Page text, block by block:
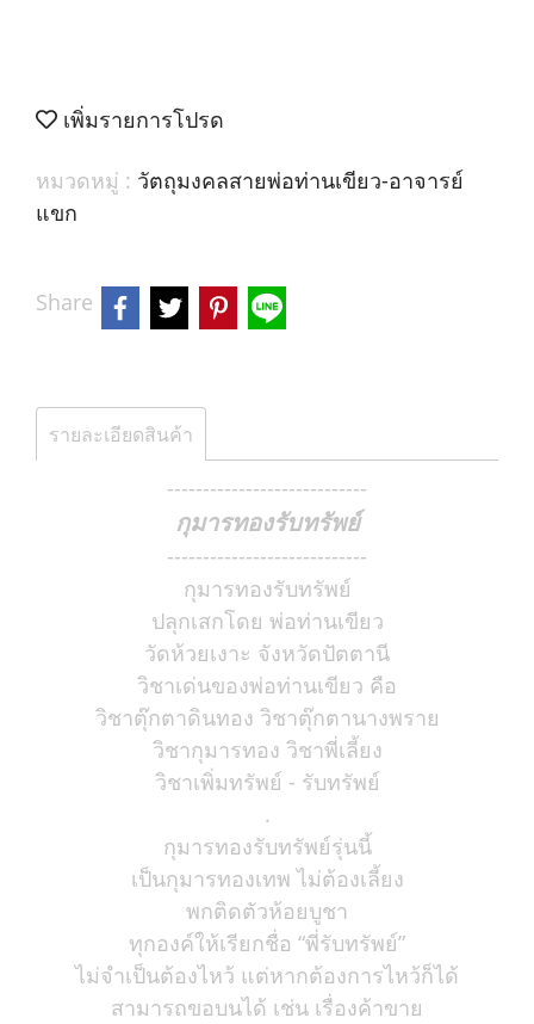
เพิ่มรายการโปรด
หมวดหมู่ : วัตถุมงคลสายพ่อท่านเขียว-อาจารย์
แขก
Share
รายละเอียดสินค้า
----------------------------
กุมารทองรับทรัพย์
----------------------------
กุมารทองรับทรัพย์
ปลุกเสกโดย พ่อท่านเขียว
วัดห้วยเงาะ จังหวัดปัตตานี
วิชาเด่นของพ่อท่านเขียว คือ
วิชาตุ๊กตาดินทอง วิชาตุ๊กตานางพราย
วิชากุมารทอง วิชาพี่เลี้ยง
วิชาเพิ่มทรัพย์ - รับทรัพย์
.
กุมารทองรับทรัพย์รุ่นนี้
เป็นกุมารทองเทพ ไม่ต้องเลี้ยง
พกติดตัวห้อยบูชา
ทุกองค์ให้เรียกชื่อ “พี่รับทรัพย์”
ไม่จำเป็นต้องไหว้ แต่หากต้องการไหว้ก็ได้
สามารถขอบนได้ เช่น เรื่องค้าขาย